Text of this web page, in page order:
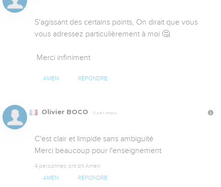
S'agissant des certains points, On dirait que vous
vous adressez particulièrement à moi 🤔
Merci infiniment
AMEN RÉPONDRE
Olivier BOCO Il y a 1 mois
C'est clair et limpide sans ambiguïté
Merci beaucoup pour l'enseignement
4 personnes ont dit Amen
AMEN RÉPONDRE